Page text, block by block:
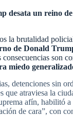
desata un reino
la brutalidad
de Donald
consecuencias son
miedo
detenciones sin
atraviesa la
afín, habilitó a
de cara”, con